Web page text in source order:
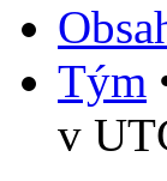
Tým
v